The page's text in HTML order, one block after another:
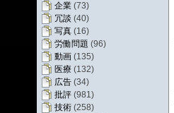
企業 (73)
冗談 (40)
写真 (16)
労働問題 (96)
動画 (135)
医療 (132)
広告 (34)
批評 (981)
技術 (258)